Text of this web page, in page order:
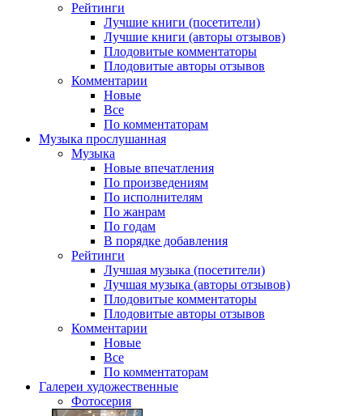
Рейтинги
Лучшие книги (посетители)
Лучшие книги (авторы отзывов)
Плодовитые комментаторы
Плодовитые авторы отзывов
Комментарии
Новые
Все
По комментаторам
Музыка прослушанная
Музыка
Новые впечатления
По произведениям
По исполнителям
По жанрам
По годам
В порядке добавления
Рейтинги
Лучшая музыка (посетители)
Лучшая музыка (авторы отзывов)
Плодовитые комментаторы
Плодовитые авторы отзывов
Комментарии
Новые
Все
По комментаторам
Галереи художественные
Фотосерия